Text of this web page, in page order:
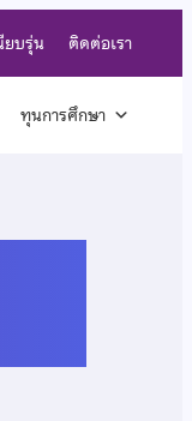
ยบรุ่น ติดต่อเรา
ทุนการศึกษา